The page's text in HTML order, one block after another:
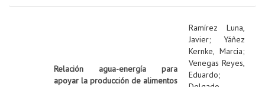
Relación agua-energía para
apoyar la producción de alimentos
Ramírez Luna,
Javier; Yáñez
Kernke, Marcia;
Venegas Reyes,
Eduardo;